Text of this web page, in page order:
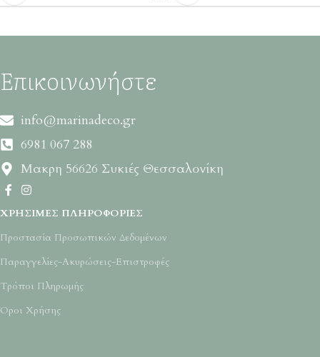
Επικοινωνήστε
info@marinadeco.gr
6981 067 288
Μακρη 56626 Συκιές Θεσσαλονίκη
ΧΡΉΣΙΜΕΣ ΠΛΗΡΟΦΟΡΊΕΣ
Προστασία Προσωπικών Δεδομένων
Παραγγελίες-Ακυρώσεις-Επιστροφές
Τρόποι Πληρωμής
Όροι Χρήσης